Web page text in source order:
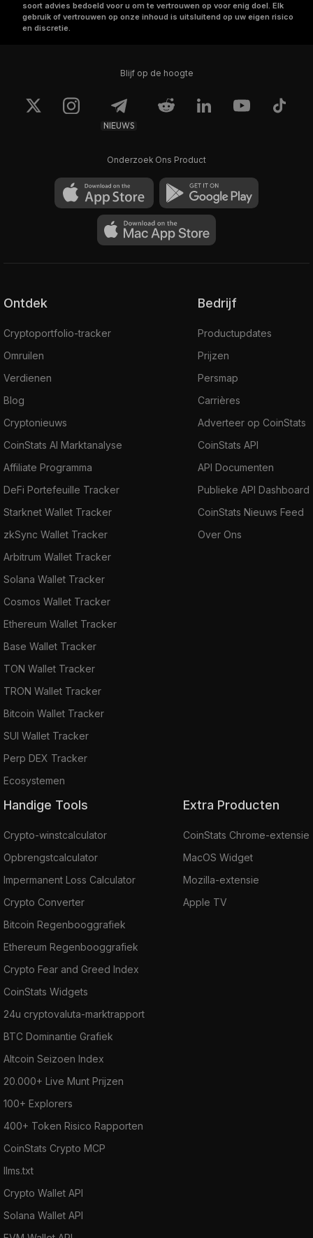
soort advies bedoeld voor u om te vertrouwen op voor enig doel. Elk
gebruik of vertrouwen op onze inhoud is uitsluitend op uw eigen risico
en discretie.
Blijf op de hoogte
NIEUWS
Onderzoek Ons Product
Ontdek
Cryptoportfolio-tracker
Omruilen
Verdienen
Blog
Cryptonieuws
CoinStats AI Marktanalyse
Affiliate Programma
DeFi Portefeuille Tracker
Starknet Wallet Tracker
zkSync Wallet Tracker
Arbitrum Wallet Tracker
Solana Wallet Tracker
Cosmos Wallet Tracker
Ethereum Wallet Tracker
Base Wallet Tracker
TON Wallet Tracker
TRON Wallet Tracker
Bitcoin Wallet Tracker
SUI Wallet Tracker
Perp DEX Tracker
Ecosystemen
Bedrijf
Productupdates
Prijzen
Persmap
Carrières
Adverteer op CoinStats
CoinStats API
API Documenten
Publieke API Dashboard
CoinStats Nieuws Feed
Over Ons
Handige Tools
Crypto-winstcalculator
Opbrengstcalculator
Impermanent Loss Calculator
Crypto Converter
Bitcoin Regenbooggrafiek
Ethereum Regenbooggrafiek
Crypto Fear and Greed Index
CoinStats Widgets
24u cryptovaluta-marktrapport
BTC Dominantie Grafiek
Altcoin Seizoen Index
20.000+ Live Munt Prijzen
100+ Explorers
400+ Token Risico Rapporten
CoinStats Crypto MCP
llms.txt
Crypto Wallet API
Solana Wallet API
Extra Producten
CoinStats Chrome-extensie
MacOS Widget
Mozilla-extensie
Apple TV